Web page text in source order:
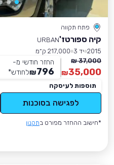
פתח תקווה
קיה ספורטז'URBAN
2015 יד 3
217,000 ק״מ
37,000 ₪
35,000
₪
החזר חודשי מ-
796
₪לחודש*
תוספות לעיסקה
לפגישה בסוכנות
*חישוב ההחזר מפורט בתקנון